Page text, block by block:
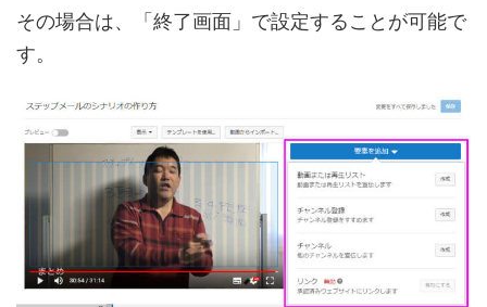
その場合は、「終了画面」で設定することが可能で
す。